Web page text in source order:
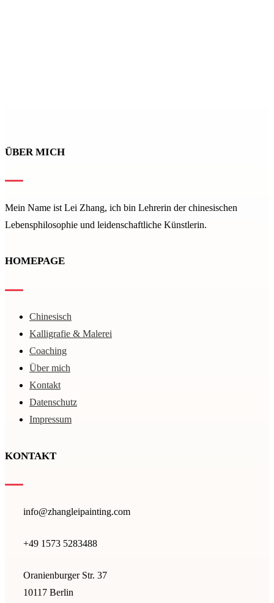
ÜBER MICH
Mein Name ist Lei Zhang, ich bin Lehrerin derchinesischen
Lebensphilosophie und leiden­schaftliche Künstlerin.
HOMEPAGE
Chinesisch
Kal­li­gra­fie & Malerei
Coaching
Über mich
Kontakt
Datenschutz
Impressum
KONTAKT
info@zhangleipainting.com
+49 1573 5283488‬
Oranienburger Str. 37
10117 Berlin